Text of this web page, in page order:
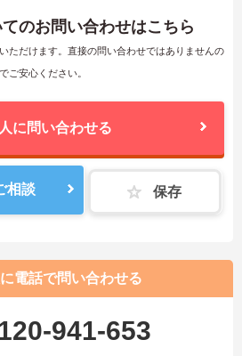
のお問い合わせはこちら
ただけます。直接の問い合わせではありませんの
でご安心ください。
に問い合わせる
相談 保存
電話で問い合わせる
941-653